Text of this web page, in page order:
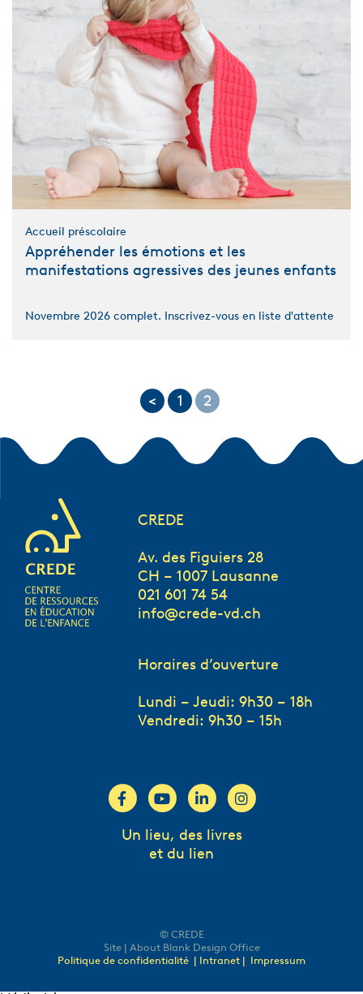
Accueil préscolaire
Appréhender les émotions et les
manifestations agressives des jeunes enfants
Novembre 2026 complet. Inscrivez-vous en liste d'attente
< 1 2
CREDE
Av. des Figuiers 28
CH – 1007 Lausanne
021 601 74 54
info@crede-vd.ch
Horaires d’ouverture
Lundi – Jeudi: 9h30 – 18h
Vendredi: 9h30 – 15h
Un lieu, des livres
et du lien
© CREDE
Site | About Blank Design Office
Politique de confidentialité | Intranet | Impressum